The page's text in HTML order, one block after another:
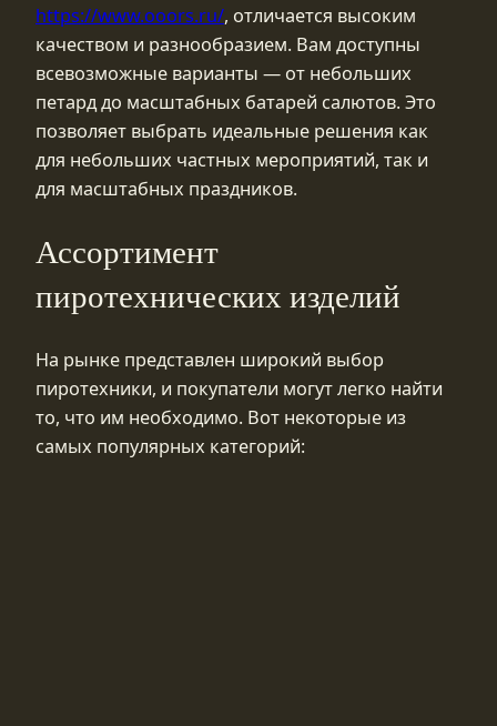
https://www.ooors.ru/, отличается высоким
качеством и разнообразием. Вам доступны
всевозможные варианты — от небольших
петард до масштабных батарей салютов. Это
позволяет выбрать идеальные решения как
для небольших частных мероприятий, так и
для масштабных праздников.
Ассортимент
пиротехнических изделий
На рынке представлен широкий выбор
пиротехники, и покупатели могут легко найти
то, что им необходимо. Вот некоторые из
самых популярных категорий: